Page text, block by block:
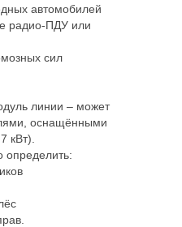
автомобилей
радио-ПДУ или
сил
линии – может
оснащёнными
кВт).
определить: